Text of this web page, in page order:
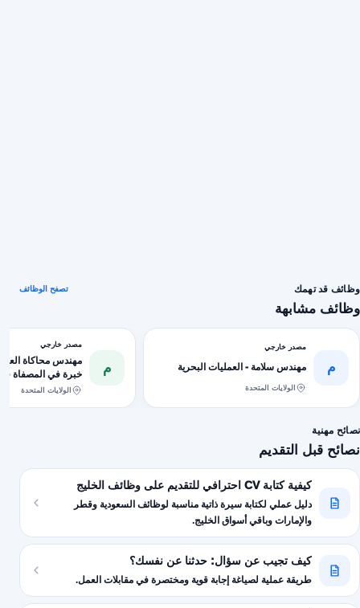
وظائف قد تهمك
وظائف مشابهة
تصفح الوظائف
م
مصدر خارجي
مهندس سلامة - العمليات البحرية
الولايات المتحدة
م
مصدر خارجي
مهندس محاكاة
خبرة في المصفاة
الولايات المتحدة
نصائح مهنية
نصائح قبل التقديم
كيفية كتابة CV احترافي للتقديم على وظائف الخليج
دليل عملي لكتابة سيرة ذاتية مناسبة لوظائف السعودية وقطر
والإمارات وباقي أسواق الخليج.
كيف تجيب عن سؤال: حدثنا عن نفسك؟
طريقة عملية لصياغة إجابة قوية ومختصرة في مقابلات العمل.